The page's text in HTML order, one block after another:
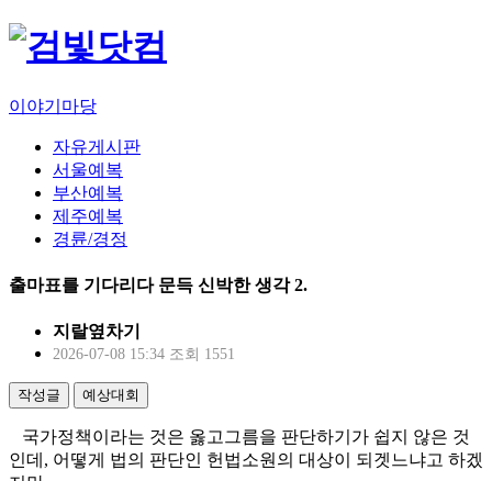
이야기마당
자유게시판
서울예복
부산예복
제주예복
경륜/경정
출마표를 기다리다 문득 신박한 생각 2.
지랄옆차기
2026-07-08 15:34 조회 1551
작성글 예상대회
국가정책이라는 것은 옳고그름을 판단하기가 쉽지 않은 것
인데, 어떻게 법의 판단인 헌법소원의 대상이 되겟느냐고 하겠